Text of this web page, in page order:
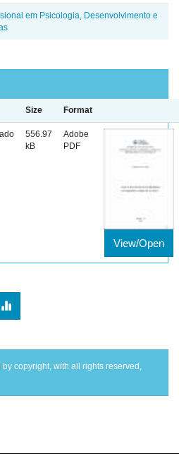
em Psicologia, Desenvolvimento e
Size Format
556.97
kB
Adobe
PDF
View/Open
by copyright, with all rights reserved,